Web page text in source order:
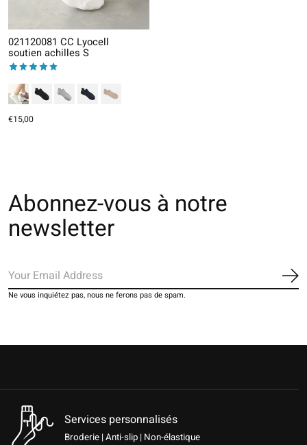
021120081 CC Lyocell
soutien achilles S
The rating of this product is
€15,00
Abonnez-vous à notre
newsletter
Ne vous inquiétez pas, nous ne ferons pas de spam.
Services personnalisés
Broderie | Anti-slip | Non-élastique